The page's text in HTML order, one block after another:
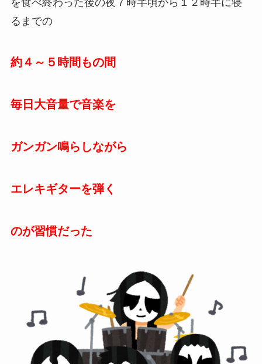
を食べ終わった後の夜７時半頃から１２時半に寝
るまでの
約４～５時間もの間
毎日 大音量で音楽を
ガンガン鳴らしながら
エレキギターを弾く
のが習慣だった